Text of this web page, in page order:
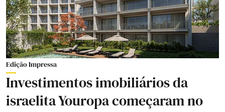
Edição Impressa
Investimentos imobiliários da
israelita Youropa começaram no